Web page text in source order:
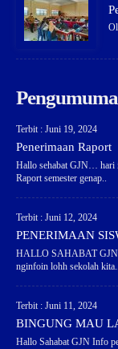
Terbit : Juni 19, 2024
Penerimaan Raport
Hallo sehabat GJN… hari
Raport semester genap..
Terbit : Juni 12, 2024
PENERIMAAN
HALLO SAHABAT GJN
nginfoin lohh sekolah kita..
Terbit : Juni 11, 2024
BINGUNG MAU
Hallo Sahabat GJN Info